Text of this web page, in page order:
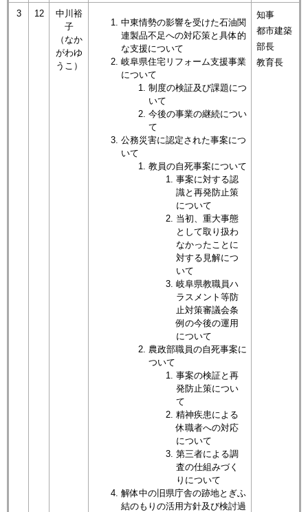
3 12
中川裕
子
（なか
がわゆ
うこ）
中東情勢の影響を受けた石油関
連製品不足への対応策と具体的
な支援について
岐阜県住宅リフォーム支援事業
について​
制度の検証及び課題につ
いて
今後の事業の継続につい
て
公務災害に認定された事案につ
いて​
教員の自死事案について
事案に対する認
識と再発防止策
について
当初、重大事態
として取り扱わ
なかったことに
対する見解につ
いて
岐阜県教職員ハ
ラスメント等防
止対策審議会条
例の今後の運用
について
農政部職員の自死事案に
ついて
事案の検証と再
発防止策につい
て
精神疾患による
休職者への対応
について
第三者による調
査の仕組みづく
りについて
解体中の旧県庁舎の跡地とぎふ
結のもりの活用方針及び検討過
知事
都市建築
部長
教育長